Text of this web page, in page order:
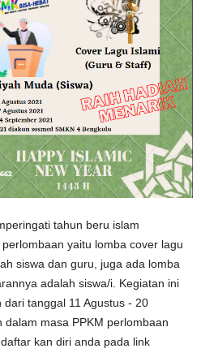
tahun beru islam
yaitu lomba cover lagu
siswa dan guru, juga ada lomba
adalah siswa/i. Kegiatan ini
tanggal 11 Agustus - 20
masa PPKM perlombaan
kan diri anda pada link